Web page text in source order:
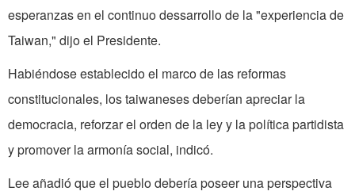
esperanzas en el continuo dessarrollo de la "experiencia de
Taiwan," dijo el Presidente.
Habiéndose establecido el marco de las reformas
constitucionales, los taiwaneses deberían apreciar la
democracia, reforzar el orden de la ley y la política partidista
y pro­mover la armonía social, indicó.
Lee añadió que el pueblo debería poseer una perspectiva